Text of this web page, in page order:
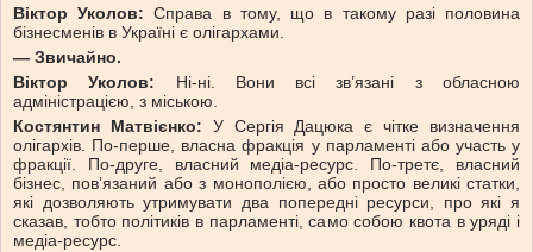
Віктор Уколов: Справа в тому, що в такому разі половина
бізнесменів в Україні є олігархами.
— Звичайно.
Віктор Уколов: Ні-ні. Вони всі зв’язані з обласною
адміністрацією, з міською.
Костянтин Матвієнко: У Сергія Дацюка є чітке визначення
олігархів. По-перше, власна фракція у парламенті або участь у
фракції. По-друге, власний медіа-ресурс. По-третє, власний
бізнес, повʼязаний або з монополією, або просто великі статки,
які дозволяють утримувати два попередні ресурси, про які я
сказав, тобто політиків в парламенті, само собою квота в уряді і
медіа-ресурс.